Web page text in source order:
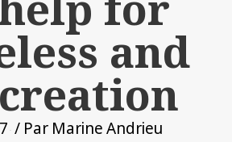
for
and
/ Par Marine Andrieu